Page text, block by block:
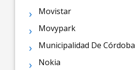
Movistar
Movypark
Municipalidad De Córdoba
Nokia